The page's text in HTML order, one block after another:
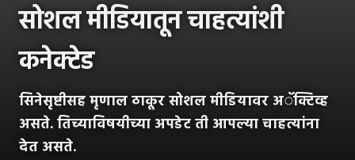
सोशल मीडियातून चाहत्यांशी
कनेक्टेड
सिनेसृष्टीसह मृणाल ठाकूर सोशल मीडियावर अॅक्टिव्ह
असते. तिच्याविषयीच्या अपडेट ती आपल्या चाहत्यांना
देत असते.